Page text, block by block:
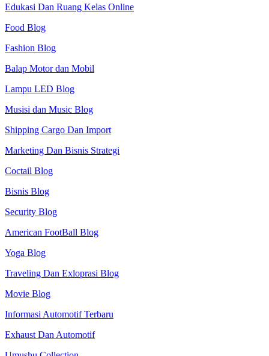
Edukasi Dan Ruang Kelas Online
Food Blog
Fashion Blog
Balap Motor dan Mobil
Lampu LED Blog
Musisi dan Music Blog
Shipping Cargo Dan Import
Marketing Dan Bisnis Strategi
Coctail Blog
Bisnis Blog
Security Blog
American FootBall Blog
Yoga Blog
Traveling Dan Exloprasi Blog
Movie Blog
Informasi Automotif Terbaru
Exhaust Dan Automotif